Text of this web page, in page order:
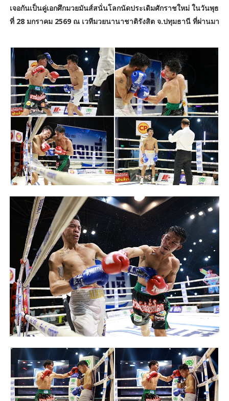
เจอกันเป็นคู่เอกศึกมวยมันส์สนั่นโลกนัดประเดิมศักราชใหม่ ในวันพุธ
ที่ 28 มกราคม 2569 ณ เวทีมวยนานาชาติรังสิต จ.ปทุมธานี ที่ผ่านมา